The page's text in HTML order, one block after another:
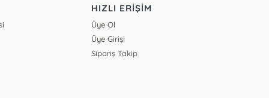
HIZLI ERİŞİM
Üye Ol
Üye Girişi
Sipariş Takip